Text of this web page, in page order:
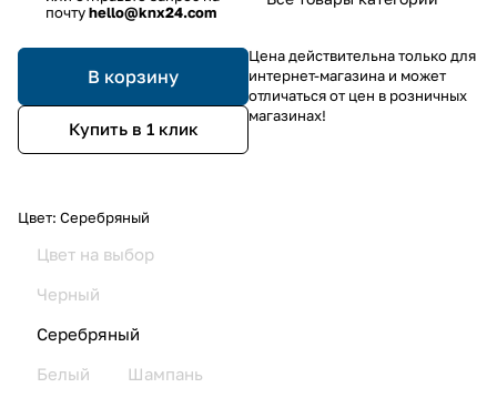
почтуhello@knx24.com
В корзину
Купить в 1 клик
Цвет: Серебряный
Серебряный
Цвет на выбор
Черный
Белый
Шампань
Цена действительна только для
интернет-магазина и может
отличаться от цен в розничных
магазинах!